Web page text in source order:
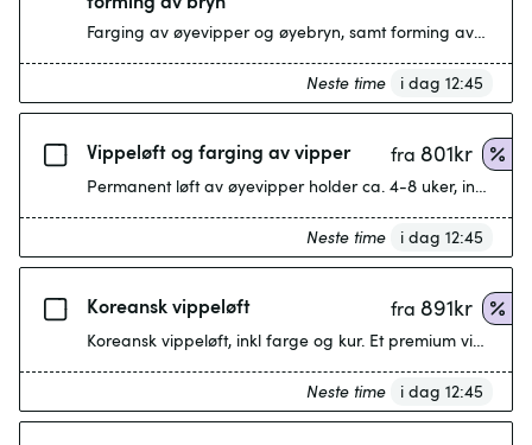
Farging av øyevipper og øyebryn, samt forming av
Neste time i dag 12:45
Vippeløft og farging av vipper fra 801kr
Permanent løft av øyevipper holder ca. 4-8 uker, inkl
Neste time i dag 12:45
Koreansk vippeløft fra 891kr
Koreansk vippeløft, inkl farge og kur. Et premium
Neste time i dag 12:45